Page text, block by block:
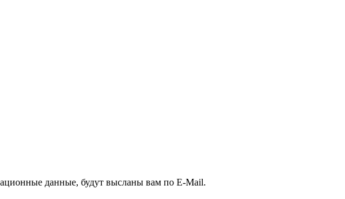
данные, будут высланы вам по E-Mail.